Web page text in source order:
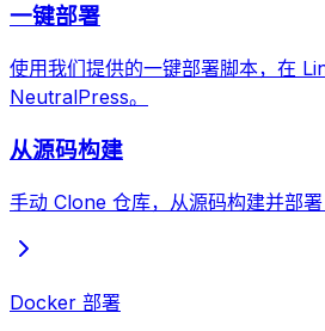
一键部署
使用我们提供的一键部署脚本，在
NeutralPress。
从源码构建
手动 Clone 仓库，从源码构建并部
Docker 部署